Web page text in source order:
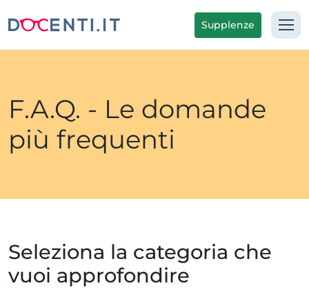
Supplenze
F.A.Q. - Le domande
più frequenti
Seleziona la categoria che
vuoi approfondire